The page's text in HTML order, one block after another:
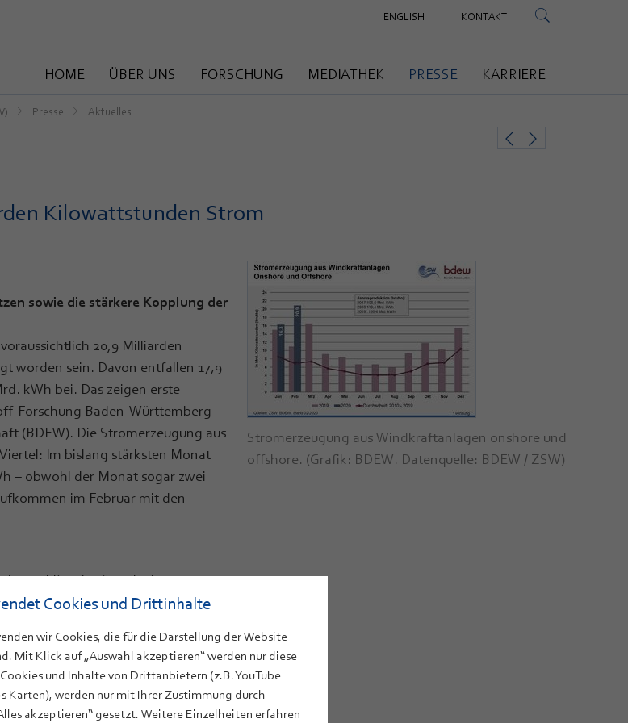
KONTAKT
ENGLISH
HOME ÜBER UNS FORSCHUNG MEDIATHEK PRESSE KARRIERE
Presse Aktuelles
Kilowattstunden Strom
Stromerzeugung aus Windkraftanlagen onshore und
offshore. (Grafik: BDEW. Datenquelle: BDEW / ZSW)
sowie die stärkere Kopplung der
20,9 Milliarden
worden sein. Davon entfallen 17,9
kWh bei. Das zeigen erste
Forschung Baden-Württemberg
(BDEW). Die Stromerzeugung aus
Im bislang stärksten Monat
– obwohl der Monat sogar zwei
im Februar mit den
zwei Kernkraftwerke im ganzen
aus Photovoltaik die Basis,
Allerdings stehen die
weiteren Ausbau sowohl von
hier nicht zügig beseitigt, werden
Andreae, Vorsitzende der BDEW-
Cookies und Drittinhalte
wir Cookies, die für die Darstellung der Website
Mit Klick auf „Auswahl akzeptieren“ werden nur diese
und Inhalte von Drittanbietern (z.B. YouTube
Karten), werden nur mit Ihrer Zustimmung durch
akzeptieren“ gesetzt. Weitere Einzelheiten erfahren